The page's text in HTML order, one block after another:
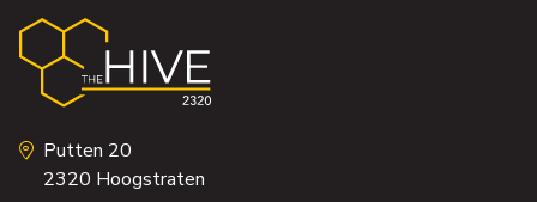
Putten 20
2320 Hoogstraten